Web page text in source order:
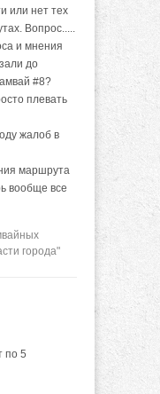
или нет тех
Вопрос.....
и мнения
до
#8?
плевать
жалоб в
маршрута
вообще все
города"
по 5